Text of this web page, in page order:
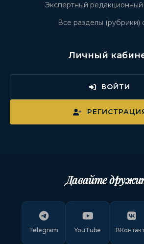
Экспертный
Все разделы (рубрики)
Личный
ВОЙТИ
Давайте
Telegram YouTube